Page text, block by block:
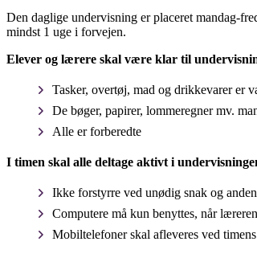
Den daglige undervisning er placeret mandag-
mindst 1 uge i forvejen.
Elever og lærere skal være klar til
Tasker, overtøj, mad og drikkevarer er
De bøger, papirer, lommeregner mv.
Alle er forberedte
I timen skal alle deltage aktivt i
Ikke forstyrre ved unødig snak og
Computere må kun benyttes, når
Mobiltelefoner skal afleveres ved